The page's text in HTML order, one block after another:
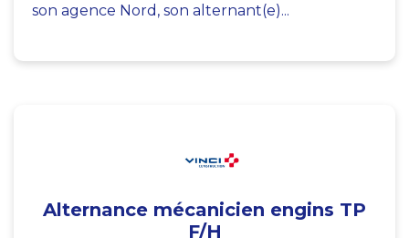
son agence Nord, son alternant(e)...
Alternance mécanicien engins TP
F/H